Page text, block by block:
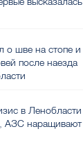
о шве на стопе и
после наезда
в Ленобласти
АЗС наращивают